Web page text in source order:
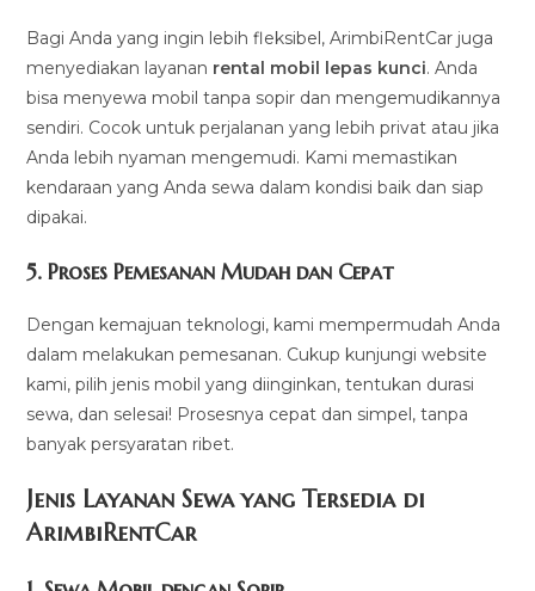
Bagi Anda yang ingin lebih fleksibel, ArimbiRentCar juga
menyediakan layanan rental mobil lepas kunci. Anda
bisa menyewa mobil tanpa sopir dan mengemudikannya
sendiri. Cocok untuk perjalanan yang lebih privat atau jika
Anda lebih nyaman mengemudi. Kami memastikan
kendaraan yang Anda sewa dalam kondisi baik dan siap
dipakai.
5.Proses Pemesanan Mudah dan Cepat
Dengan kemajuan teknologi, kami mempermudah Anda
dalam melakukan pemesanan. Cukup kunjungi website
kami, pilih jenis mobil yang diinginkan, tentukan durasi
sewa, dan selesai! Prosesnya cepat dan simpel, tanpa
banyak persyaratan ribet.
Jenis Layanan Sewa yang Tersedia di
ArimbiRentCar